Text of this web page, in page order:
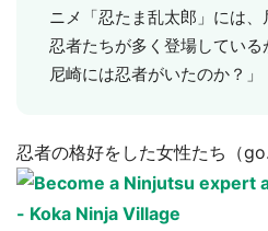
ニメ「忍たま乱太郎」には
忍者たちが多く登場してい
尼崎には忍者がいたのか？」
忍者の格好をした女性たち（